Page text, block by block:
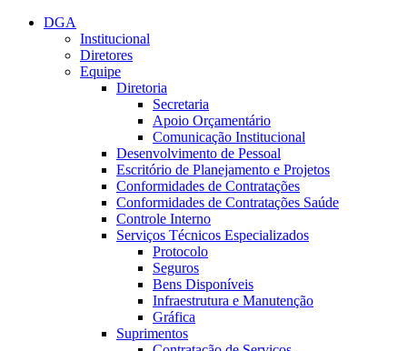
Conteúdo principal
DGA
Institucional
Diretores
Equipe
Diretoria
Secretaria
Apoio Orçamentário
Comunicação Institucional
Desenvolvimento de Pessoal
Escritório de Planejamento e Projetos
Conformidades de Contratações
Conformidades de Contratações Saúde
Controle Interno
Serviços Técnicos Especializados
Protocolo
Seguros
Bens Disponíveis
Infraestrutura e Manutenção
Gráfica
Suprimentos